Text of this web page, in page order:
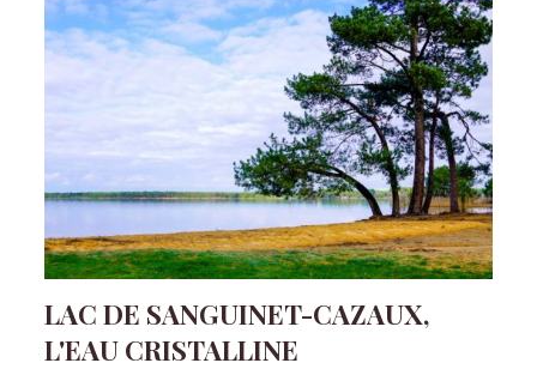
LAC DE SANGUINET-CAZAUX,
L'EAU CRISTALLINE